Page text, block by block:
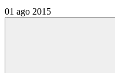
01 ago 2015